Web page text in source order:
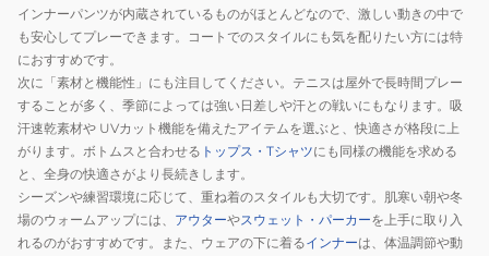
インナーパンツが内蔵されているものがほとんどなので、激しい動きの中で
も安心してプレーできます。コートでのスタイルにも気を配りたい方には特
におすすめです。
次に「素材と機能性」にも注目してください。テニスは屋外で長時間プレー
することが多く、季節によっては強い日差しや汗との戦いにもなります。吸
汗速乾素材や UVカット機能を備えたアイテムを選ぶと、快適さが格段に上
がります。ボトムスと合わせる トップス・Tシャツにも同様の機能を求める
と、全身の快適さがより長続きします。
シーズンや練習環境に応じて、重ね着のスタイルも大切です。肌寒い朝や冬
場のウォームアップには、 アウターやスウェット・パーカーを上手に取り入
れるのがおすすめです。また、ウェアの下に着るインナーは、体温調節や動